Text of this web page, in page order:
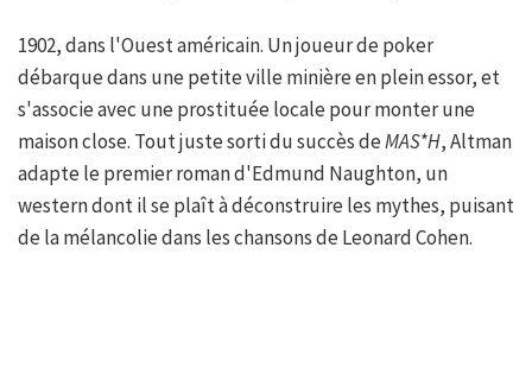
1902, dans l'Ouest américain. Un joueur de poker
débarque dans une petite ville minière en plein essor, et
s'associe avec une prostituée locale pour monter une
maison close. Tout juste sorti du succès deMAS*H, Altman
adapte le premier roman d'Edmund Naughton, un
western dont il se plaît à déconstruire les mythes, puisant
de la mélancolie dans les chansons de Leonard Cohen.